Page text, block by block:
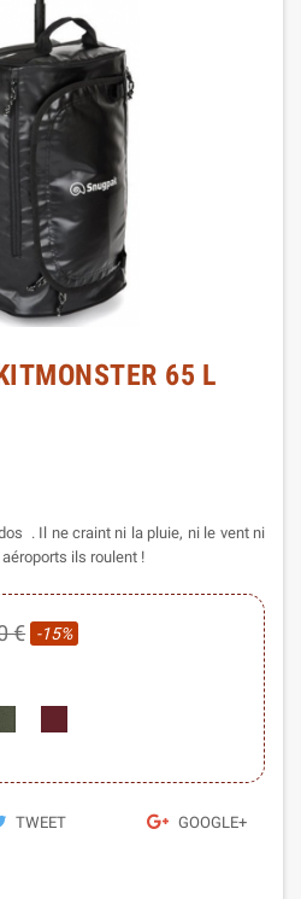
65 L
. Il ne craint ni la pluie, ni le vent ni
ils roulent !
€ -15%
TWEET GOOGLE+